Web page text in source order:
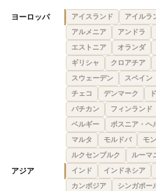
ヨーロッパ アイスランド アイルラ
アルメニア
アンドラ
エストニア
オランダ
ギリシャ
クロアチア
スウェーデン
スペイン
チェコ
デンマーク
バチカン
フィンランド
ベルギー
ボスニア・ヘ
マルタ
モルドバ モ
ルクセンブルク
ルーマ
アジア インド インドネシア
カンボジア
シンガポー